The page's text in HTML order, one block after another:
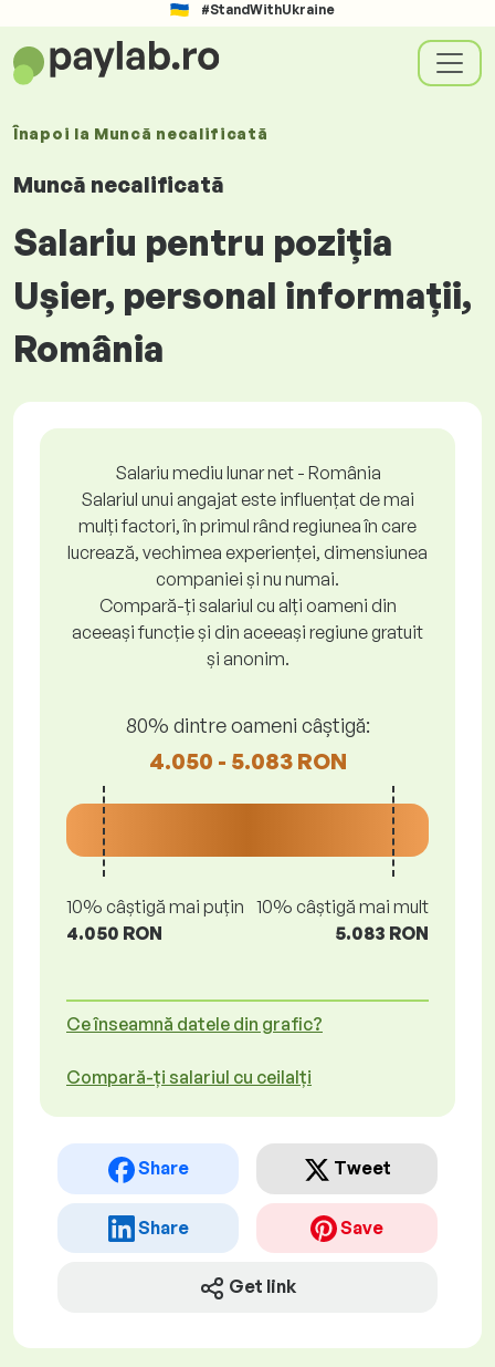
#StandWithUkraine
Înapoi la Muncă necalificată
Muncă necalificată
Salariu pentru poziția
Ușier, personal informații,
România
Salariu mediu lunar net - România
Salariul unui angajat este influențat de mai
mulți factori, în primul rând regiunea în care
lucrează, vechimea experienței, dimensiunea
companiei și nu numai.
Compară-ți salariul cu alți oameni din
aceeași funcție și din aceeași regiune gratuit
și anonim.
80% dintre oameni câștigă:
4.050 - 5.083 RON
10% câștigă mai puțin
4.050 RON
10% câștigă mai mult
5.083 RON
Ce înseamnă datele din grafic?
Compară-ți salariul cu ceilalți
Share Tweet
Share Save
Get link